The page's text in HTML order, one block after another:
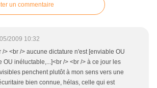
un commentaire
2009 10:32
/> <br /> aucune dictature n'est [enviable OU
OU inéluctable,...]<br /> <br /> à ce jour les
penchent plutôt à mon sens vers une
bien connue, hélas, celle qui est